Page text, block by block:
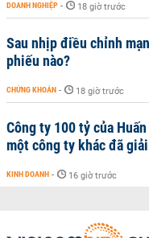
DOANH NGHIỆP - 18 giờ trước
Sau nhịp điều chỉnh
phiếu nào?
CHỨNG KHOÁN - 18 giờ trước
Công ty 100 tỷ của
một công ty khác đã
KINH DOANH - 16 giờ trước